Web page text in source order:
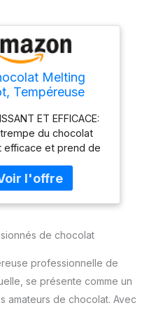
Melting
Tempéreuse
Avec
Chocolat
(Double
ET EFFICACE:
du chocolat
efficace et prend de
machine de fusion
inoxydable à
manuelle.
kg maximum /
un meilleur
qualité-prix. Le
alimenté de 80 W
de chocolat
professionnelle de
se présente comme un
amateurs de chocolat. Avec